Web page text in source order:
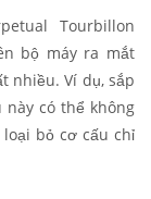
Tourbillon
bộ máy ra mắt
nhiều. Ví dụ, sắp
có thể không
bỏ cơ cấu chỉ